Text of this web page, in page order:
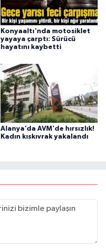
Konyaaltı'nda motosiklet
yayaya çarptı: Sürücü
hayatını kaybetti
Alanya’da AVM'de hırsızlık!
Kadın kıskıvrak yakalandı